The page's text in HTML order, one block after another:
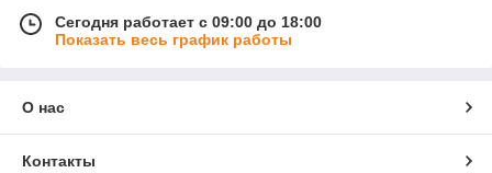
Сегодня работает с 09:00 до 18:00
Показать весь график работы
О нас
Контакты